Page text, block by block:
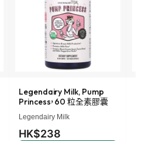
Legendairy Milk, Pump
Princess，60 粒全素膠囊
Legendairy Milk
HK$238